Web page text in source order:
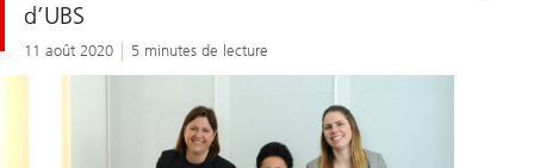
d’UBS
11 août 2020 5 minutes de lecture